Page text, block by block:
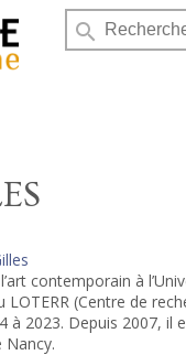
search
contemporain à
(Centre de
à 2023. Depuis 2007, il
Nancy.